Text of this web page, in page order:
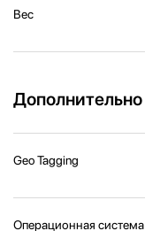
Вес
Дополнительно
Geo Tagging
Операционная система